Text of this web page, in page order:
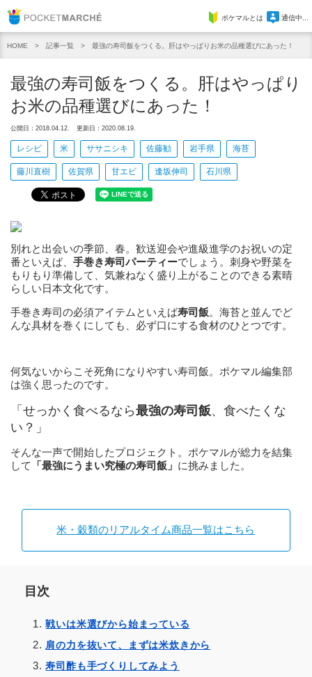
Pocket Marcheポケマルとは 通信中...
HOME 記事一覧 最強の寿司飯をつくる。肝はやっぱりお米の品種選びにあった！
最強の寿司飯をつくる。肝はやっぱり
お米の品種選びにあった！
公開日：2018.04.12. 更新日：2020.08.19.
レシピ 米 ササニシキ 佐藤勧 岩手県 海苔
藤川直樹 佐賀県 甘エビ 逢坂伸司 石川県
別れと出会いの季節、春。歓送迎会や進級進学のお祝いの定
番といえば、 手巻き寿司パーティーでしょう。刺身や野菜を
もりもり準備して、気兼ねなく盛り上がることのできる素晴
らしい日本文化です。
手巻き寿司の必須アイテムといえば寿司飯。海苔と並んでど
んな具材を巻くにしても、必ず口にする食材のひとつです。
何気ないからこそ死角になりやすい寿司飯。ポケマル編集部
は強く思ったのです。
「せっかく食べるなら最強の寿司飯、食べたくな
い？」
そんな一声で開始したプロジェクト。ポケマルが総力を結集
して
「最強にうまい究極の寿司飯」 に挑みました。
米・穀類のリアルタイム商品一覧はこちら
目次
戦いは米選びから始まっている
肩の力を抜いて、まずは米炊きから
寿司酢も手づくりしてみよう